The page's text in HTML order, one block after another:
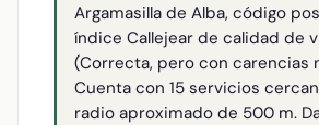
Argamasilla de Alba, código
índice Callejear de calidad de
(Correcta, pero con carencias
Cuenta con 15 servicios
radio aproximado de 500 m.